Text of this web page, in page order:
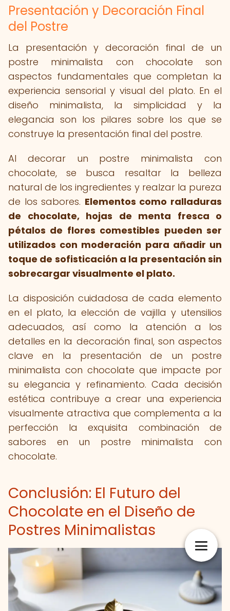
Presentación y Decoración Final
del Postre
La presentación y decoración final de un
postre minimalista con chocolate son
aspectos fundamentales que completan la
experiencia sensorial y visual del plato. En el
diseño minimalista, la simplicidad y la
elegancia son los pilares sobre los que se
construye la presentación final del postre.
Al decorar un postre minimalista con
chocolate, se busca resaltar la belleza
natural de los ingredientes y realzar la pureza
de los sabores. Elementos como ralladuras
de chocolate, hojas de menta fresca o
pétalos de flores comestibles pueden ser
utilizados con moderación para añadir un
toque de sofisticación a la presentación sin
sobrecargar visualmente el plato.
La disposición cuidadosa de cada elemento
en el plato, la elección de vajilla y utensilios
adecuados, así como la atención a los
detalles en la decoración final, son aspectos
clave en la presentación de un postre
minimalista con chocolate que impacte por
su elegancia y refinamiento. Cada decisión
estética contribuye a crear una experiencia
visualmente atractiva que complementa a la
perfección la exquisita combinación de
sabores en un postre minimalista con
chocolate.
Conclusión: El Futuro del
Chocolate en el Diseño de
Postres Minimalistas